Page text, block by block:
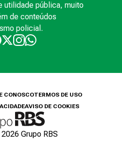
utilidade pública, muito
de conteúdos
policial.
CONOSCOTERMOS DE USO
AVISO DE COOKIES
2026 Grupo RBS